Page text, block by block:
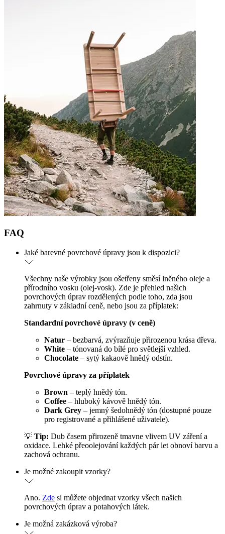
FAQ
Jaké barevné povrchové úpravy jsou k dispozici?
Všechny naše výrobky jsou ošetřeny směsí lněného oleje a
přírodního vosku (olej-vosk). Zde je přehled našich
povrchových úprav rozdělených podle toho, zda jsou
zahrnuty v základní ceně, nebo jsou za příplatek:
Standardní povrchové úpravy (v ceně)
Natur – bezbarvá, zvýrazňuje přirozenou krása dřeva.
White – tónovaná do bílé pro světlejší vzhled.
Chocolate – sytý kakaově hnědý odstín.
Povrchové úpravy za příplatek
Brown – teplý hnědý tón.
Coffee – hluboký kávově hnědý tón.
Dark Grey – jemný šedohnědý tón (dostupné pouze
pro registrované a přihlášené uživatele).
💡 Tip: Dub časem přirozeně tmavne vlivem UV záření a
oxidace. Lehké přeoolejování každých pár let obnoví barvu a
zachová ochranu.
Je možné zakoupit vzorky?
Ano. Zde si můžete objednat vzorky všech našich
povrchových úprav a potahových látek.
Je možná zakázková výroba?